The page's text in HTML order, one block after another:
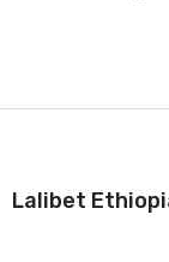
Lalibet